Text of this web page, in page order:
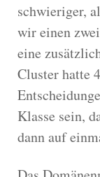
schwieriger,
wir einen
eine
Cluster hatte
Klasse sein,
dann auf